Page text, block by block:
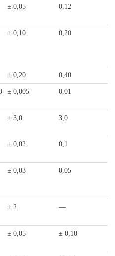
± 0,05 0,12
± 0,10 0,20
± 0,20 0,40
± 0,005 0,01
± 3,0 3,0
± 0,02 0,1
± 0,03 0,05
± 2 —
± 0,05 ± 0,10